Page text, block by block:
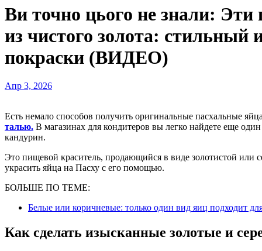
Ви точно цього не знали:
из чистого золота: стильный
покраски (ВИДЕО)
Апр 3, 2026
Есть немало способов получить оригинальные пасхальные
талью. В магазинах для кондитеров вы легко найдете еще
кандурин.
Это пищевой краситель, продающийся в виде золотистой или
украсить яйца на Пасху с его помощью.
БОЛЬШЕ ПО ТЕМЕ:
Белые или коричневые: только один вид яиц подходит
Как сделать изысканные золотые и